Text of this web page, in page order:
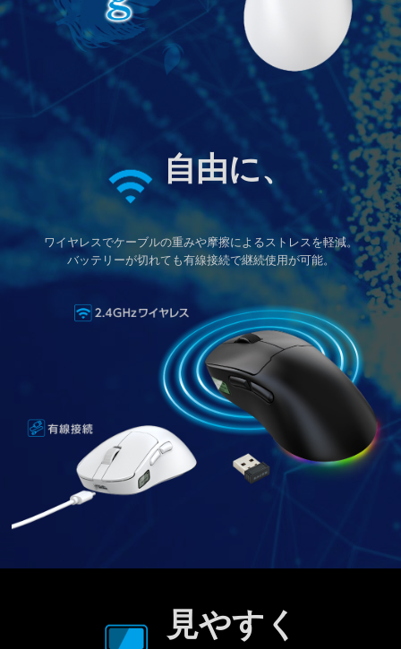
自由に、
ワイヤレスでケーブルの重みや摩擦によるストレスを軽減。
バッテリーが切れても有線接続で継続使用が可能。
見やすく